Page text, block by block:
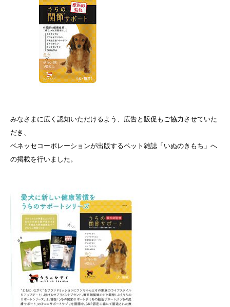
みなさまに広く認知いただけるよう、広告と販促もご協力させていた
だき、
ベネッセコーポレーションが出版するペット雑誌「 いぬのきもち 」へ
の掲載を行いました。